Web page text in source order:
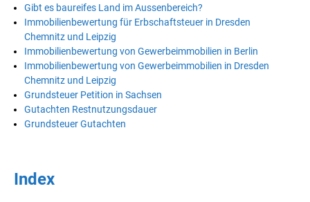
Gibt es baureifes Land im Aussenbereich?
Immobilienbewertung für Erbschaftsteuer in Dresden
Chemnitz und Leipzig
Immobilienbewertung von Gewerbeimmobilien in Berlin
Immobilienbewertung von Gewerbeimmobilien in Dresden
Chemnitz und Leipzig
Grundsteuer Petition in Sachsen
Gutachten Restnutzungsdauer
Grundsteuer Gutachten
Index